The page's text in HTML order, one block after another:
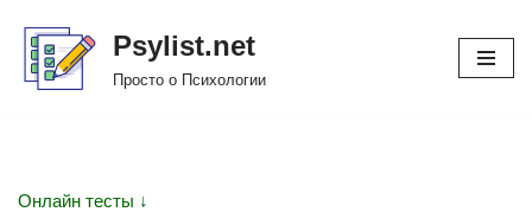
Перейти
Psylist.net
Просто о Психологии
Онлайн тесты ↓